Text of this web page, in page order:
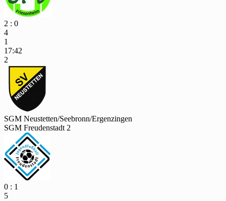
2 : 0
4
1
17:42
2
SGM Neustetten/Seebronn/Ergenzingen
SGM Freudenstadt 2
0 : 1
5